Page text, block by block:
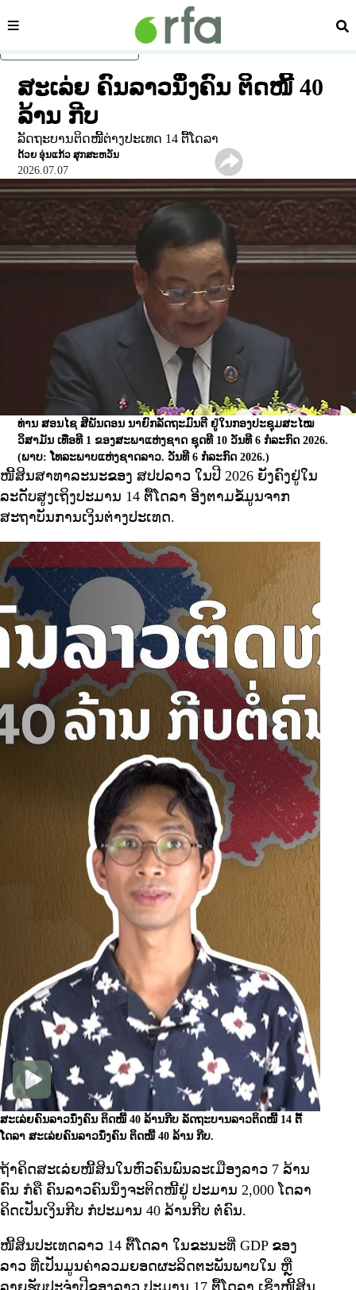
ໝວດ ຄົ້
ສະເລ່ຍ ຄົນລາວນຶ່ງຄົນ ຕິດໜີ້ 40
ລ້ານ ກີບ
ລັດຖະບານຕິດໜີ້ຕ່າງປະເທດ 14 ຕື້ໂດລາ
ດ້ວຍ ອຸ່ນແກ້ວ ສຸກສະຫວັນ
2026.07.07
ທ່ານ ສອນໄຊ ສີພັນດອນ ນາຍົກລັດຖະມົນຕີ ຢູ່ໃນກອງປະຊຸມສະໄໝ
ວິສາມັນ ເທື່ອທີ 1 ຂອງສະພາແຫ່ງຊາດ ຊຸດທີ 10 ວັນທີ 6 ກໍລະກົດ 2026.
(ພາບ: ໂທລະພາບແຫ່ງຊາດລາວ. ວັນທີ 6 ກໍລະກົດ 2026.​)
ໜີ້ສິນສາທາລະນະຂອງ ສປປລາວ ໃນປີ 2026 ຍັງຄົງຢູ່ໃນ
ລະດັບສູງເຖິງປະມານ 14 ຕື້ໂດລາ ອີງຕາມຂໍ້ມູນຈາກ
ສະຖາບັນການເງິນຕ່າງປະເທດ.
ສະເລ່ຍຄົນລາວນຶ່ງຄົນ ຕິດໜີ້ 40 ລ້ານກີບ ລັດຖະບານລາວຕິດໜີ້ 14 ຕື້
ໂດລາ ສະເລ່ຍຄົນລາວນຶ່ງຄົນ ຕິດໜີ້ 40 ລ້ານ ກີບ.
ຖ້າຄິດສະເລ່ຍໜີ້ສິນໃນຫົວຄົນພົນລະເມືອງລາວ 7 ລ້ານ
ຄົນ ກໍຄື ຄົນລາວຄົນນຶ່ງຈະຕິດໜີ້ຢູ່ ປະມານ 2,000 ໂດລາ
ຄິດເປັນເງິນກີບ ກໍປະມານ 40 ລ້ານກີບ ຕໍ່ຄົນ.
ໜີ້ສິນປະເທດລາວ 14 ຕື້ໂດລາ ໃນຂະນະທີ່ GDP ຂອງ
ລາວ ທີ່ເປັນມູນຄ່າລວມຍອດຜະລິດຕະພັນພາບໃນ ຫຼື